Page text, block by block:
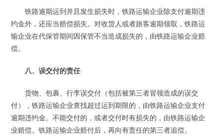
铁路逾期运到并且发生损失时，铁路运输企业除支付逾期违
约金外，还应当赔偿损失。对收货人或者旅客逾期领取，铁路运
输企业在代保管期间因保管不当造成损失的，由铁路运输企业赔
偿。
八、误交付的责任
货物、包裹、行李误交付（包括被第三者冒领造成的误交
付），铁路运输企业查找超过运到期限的，由铁路运输企业支付
逾期违约金。不能交付的，或者交付时有损失的，由铁路运输企
业赔偿。铁路运输企业赔付后，再向有责任的第三者追偿。